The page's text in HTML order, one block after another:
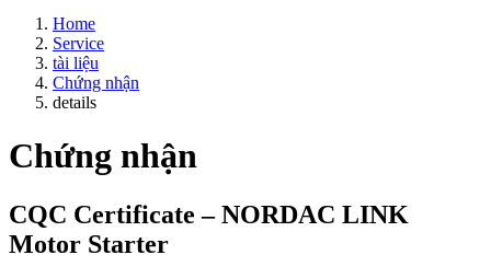
Home
Service
tài liệu
Chứng nhận
details
Chứng nhận
CQC Certificate – NORDAC LINK
Motor Starter